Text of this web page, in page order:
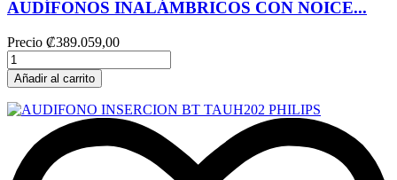
AUDÍFONOS INALÁMBRICOS CON NOICE...
Precio ₡389.059,00
Añadir al carrito